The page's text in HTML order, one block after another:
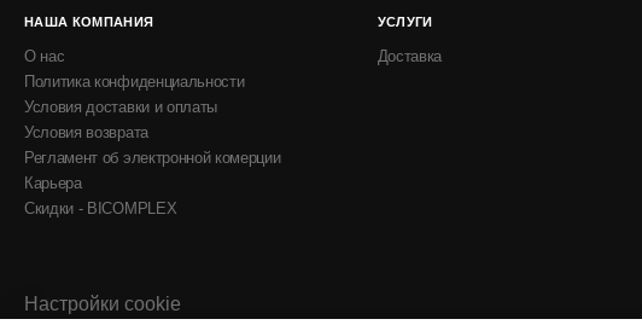
НАША КОМПАНИЯ
О нас
Политика конфиденциальности
Условия доставки и оплаты
Условия возврата
Регламент об электронной комерции
Карьера
Скидки - BICOMPLEX
УСЛУГИ
Доставка
Настройки cookie